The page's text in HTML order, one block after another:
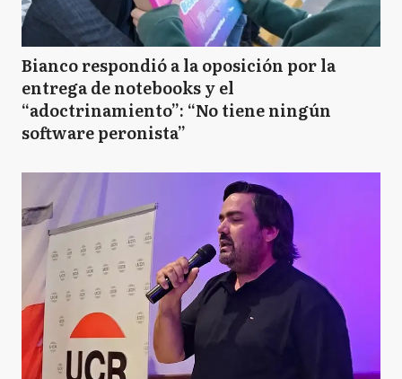
Bianco respondió a la oposición por la
entrega de notebooks y el
“adoctrinamiento”: “No tiene ningún
software peronista”